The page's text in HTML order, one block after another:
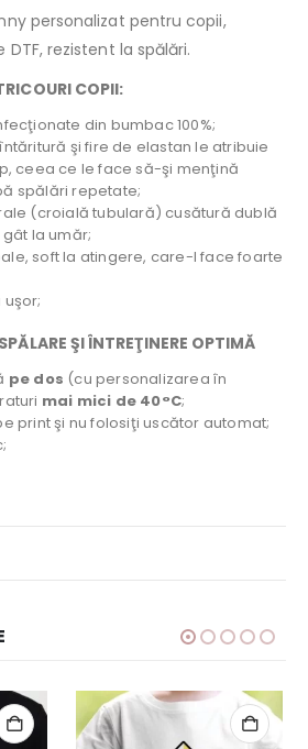
personalizat pentru copii,
rezistent la spălări.
COPII:
din bumbac 100%;
şi fire de elastan le atribuie
ceea ce le face să-şi menţină
spălări repetate;
(croială tubulară) cusătură dublă
la umăr;
soft la atingere, care-l face foarte
ŞI ÎNTREŢINERE OPTIMĂ
pe dos (cu personalizarea în
mai mici de 40°C;
print şi nu folosiţi uscător automat;